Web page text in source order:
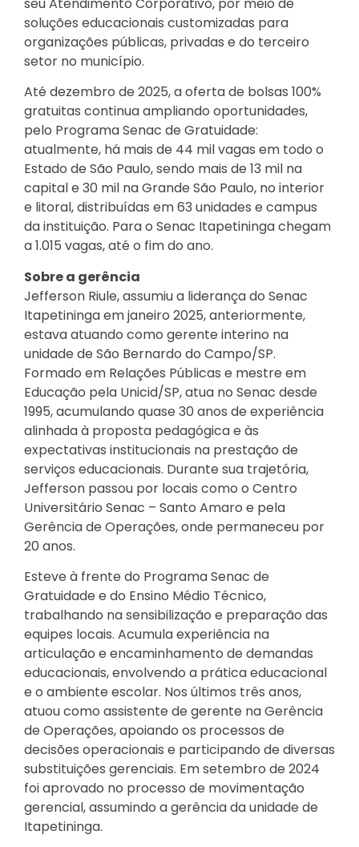
soluções educacionais customizadas para
organizações públicas, privadas e do terceiro
setor no município.
Até dezembro de 2025, a oferta de bolsas 100%
gratuitas continua ampliando oportunidades,
pelo Programa Senac de Gratuidade:
atualmente, há mais de 44 mil vagas em todo o
Estado de São Paulo, sendo mais de 13 mil na
capital e 30 mil na Grande São Paulo, no interior
e litoral, distribuídas em 63 unidades e campus
da instituição. Para o Senac Itapetininga chegam
a 1.015 vagas, até o fim do ano.
Sobre a gerência
Jefferson Riule, assumiu a liderança do Senac
Itapetininga em janeiro 2025, anteriormente,
estava atuando como gerente interino na
unidade de São Bernardo do Campo/SP.
Formado em Relações Públicas e mestre em
Educação pela Unicid/SP, atua no Senac desde
1995, acumulando quase 30 anos de experiência
alinhada à proposta pedagógica e às
expectativas institucionais na prestação de
serviços educacionais. Durante sua trajetória,
Jefferson passou por locais como o Centro
Universitário Senac – Santo Amaro e pela
Gerência de Operações, onde permaneceu por
20 anos.
Esteve à frente do Programa Senac de
Gratuidade e do Ensino Médio Técnico,
trabalhando na sensibilização e preparação das
equipes locais. Acumula experiência na
articulação e encaminhamento de demandas
educacionais, envolvendo a prática educacional
e o ambiente escolar. Nos últimos três anos,
atuou como assistente de gerente na Gerência
de Operações, apoiando os processos de
decisões operacionais e participando de diversas
substituições gerenciais. Em setembro de 2024
foi aprovado no processo de movimentação
gerencial, assumindo a gerência da unidade de
Itapetininga.